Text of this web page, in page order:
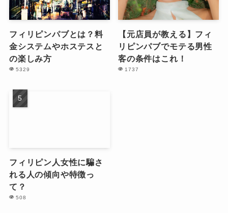
フィリピンパブとは？料
金システムやホステスと
の楽しみ方
5329
【元店員が教える】フィ
リピンパブでモテる男性
客の条件はこれ！
1737
フィリピン人女性に騙さ
れる人の傾向や特徴っ
て？
508